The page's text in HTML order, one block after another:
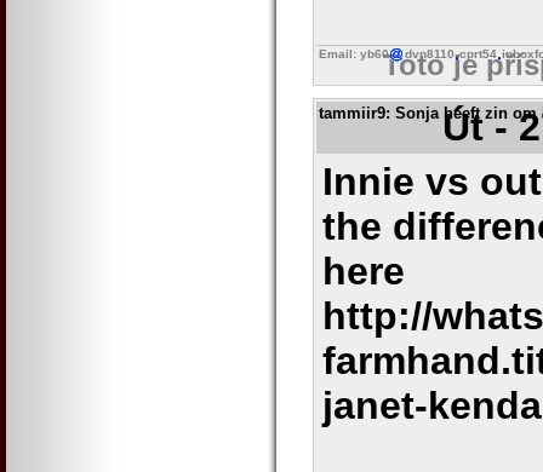
Email: yb60 dvn8110 cprt54
Toto je
tammiir9: Sonja heeft zin om
Út -
Innie vs
the
here
http://
janet-